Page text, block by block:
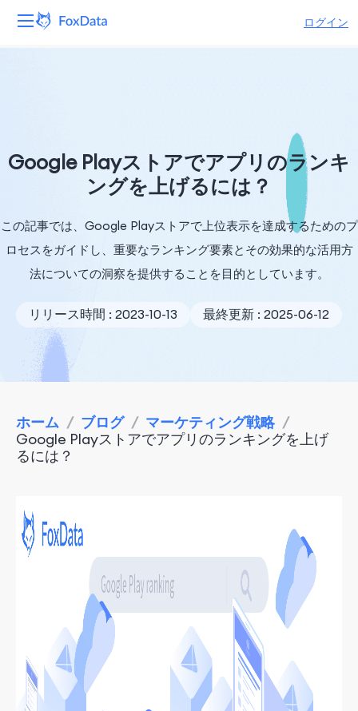
ログイン
価格
会社
Google Playストアでアプリのランキ
ングを上げるには？
この記事では、Google Playストアで上位表示を達成するためのプ
ロセスをガイドし、重要なランキング要素とその効果的な活用方
法についての洞察を提供することを目的としています。
リリース時間 : 2023-10-13 最終更新 : 2025-06-12
ホーム / ブログ / マーケティング戦略 /
Google Playストアでアプリのランキングを上げ
るには？